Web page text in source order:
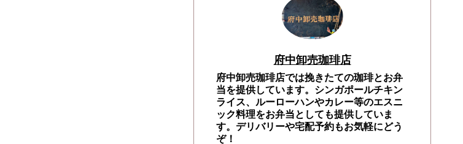
府中卸売珈琲店
府中卸売珈琲店では挽きたての珈琲とお弁
当を提供しています。シンガポールチキン
ライス、ルーローハンやカレー等のエスニ
ック料理をお弁当としても提供していま
す。デリバリーや宅配予約もお気軽にどう
ぞ！